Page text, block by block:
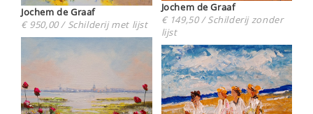
Jochem de Graaf
€ 950,00 / Schilderij met lijst
Jochem de Graaf
€ 149,50 / Schilderij zonder
lijst